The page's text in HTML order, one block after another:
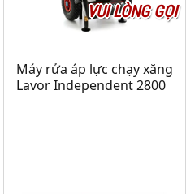
VUI LÒNG GỌI
Máy rửa áp lực chạy xăng
Lavor Independent 2800